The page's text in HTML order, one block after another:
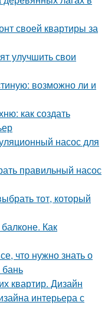
своей квартиры за
улучшить свои
возможно ли и
как создать
насос для
правильный насос
тот, который
Как
что нужно знать о
квартир. Дизайн
интерьера с